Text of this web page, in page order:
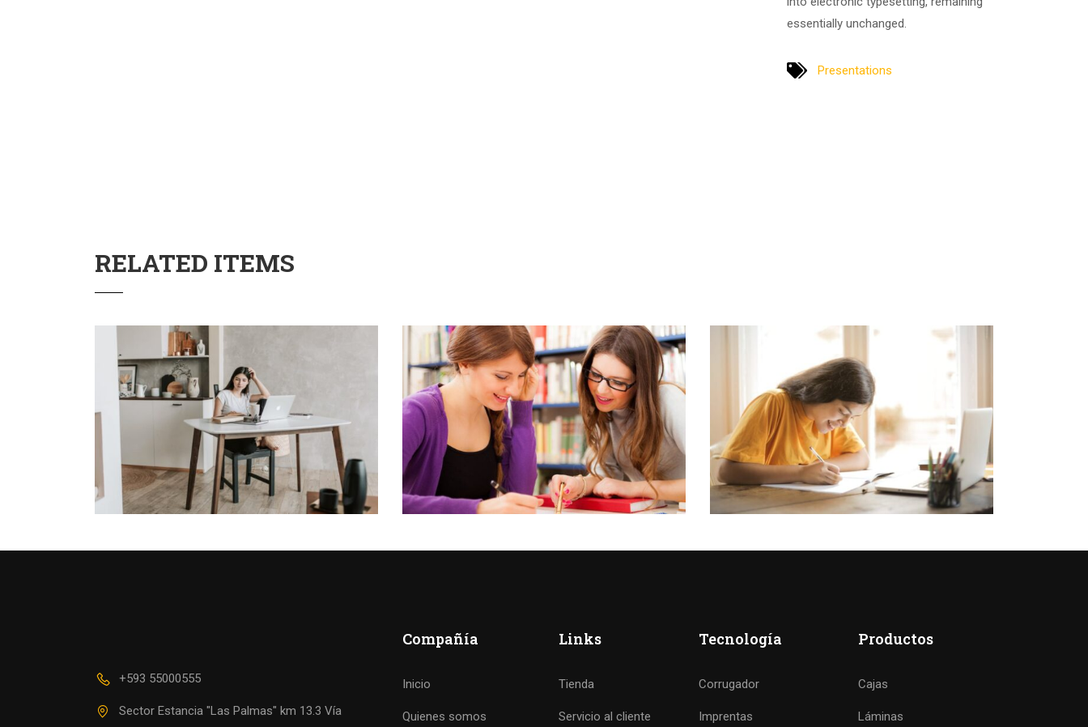
essentially unchanged.
Presentations
RELATED ITEMS
+593 55000555
Sector Estancia "Las Palmas" km 13.3 Vía
Compañía
Inicio
Quienes somos
Links
Tienda
Servicio al cliente
Tecnología
Corrugador
Imprentas
Productos
Cajas
Láminas